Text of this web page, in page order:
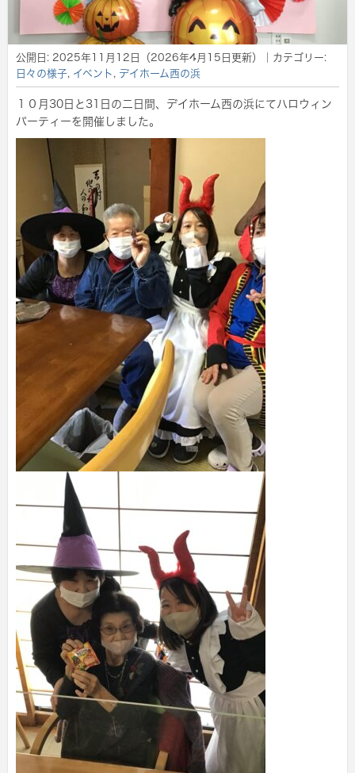
公開日: 2025年11月12日 （2026年4月15日更新）
｜カテゴリー:
日々の様子, イベント, デイホーム西の浜
１０月30日と31日の二日間、デイホーム西の浜にてハロウィン
パーティーを開催しました。